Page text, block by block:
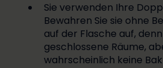
Sie verwenden Ihre
Bewahren Sie sie ohne
auf der Flasche auf,
geschlossene Räume,
wahrscheinlich keine